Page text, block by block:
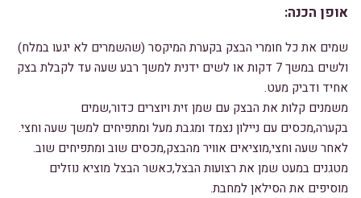
אופן הכנה:
שמים את כל חומרי הבצק בקערת המיקסר (שהשמרים לא יגעו במלח)
ולשים במשך 7 דקות או לשים ידנית למשך רבע שעה עד לקבלת בצק
אחיד ודביק מעט.
משמנים קלות את הבצק עם שמן זית ויוצרים כדור,שמים
בקערה,מכסים עם ניילון נצמד ומגבת מעל ומתפיחים למשך שעה וחצי.
לאחר שעה וחצי,מוציאים אוויר מהבצק,מכסים שוב ומתפיחים שוב.
מטגנים במעט שמן את רצועות הבצל,כאשר הבצל מוציא נוזלים
מוסיפים את הסילאן למחבת.